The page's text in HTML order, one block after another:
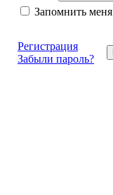
Запомнить меня
Регистрация
Забыли пароль?